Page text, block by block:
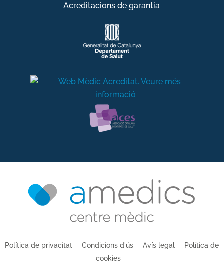
Acreditacions de garantia
Política de privacitat Condicions d'ús Avís legal
Política de
cookies